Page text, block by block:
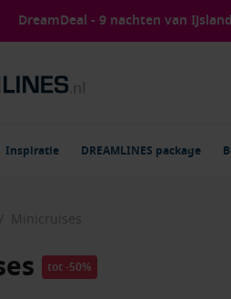
DreamDeal - 9 nachten van
Inspiratie DREAMLINES package
/ Minicruises
tot-50%